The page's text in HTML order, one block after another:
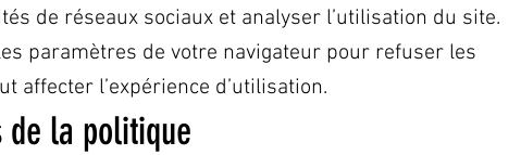
de réseaux sociaux et analyser l’utilisation du site.
paramètres de votre navigateur pour refuser les
affecter l’expérience d’utilisation.
la politique